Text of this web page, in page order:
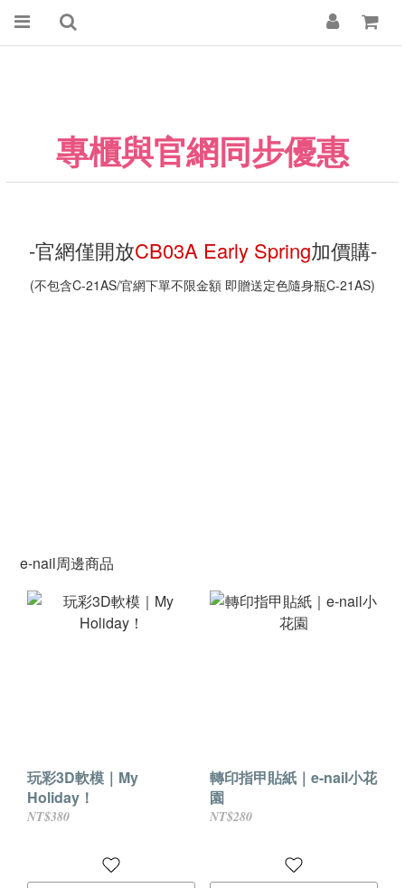
專櫃與官網同步優惠
-官網僅開放CB03A Early Spring加價購-
(不包含C-21AS/官網下單不限金額 即贈送定色隨身瓶C-21AS)
e-nail周邊商品
玩彩3D軟模｜My
Holiday！
NT$380
轉印指甲貼紙｜e-nail小花
園
NT$280